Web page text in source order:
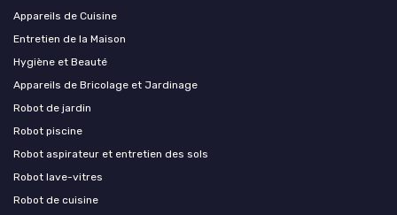
Appareils de Cuisine
Entretien de la Maison
Hygiène et Beauté
Appareils de Bricolage et Jardinage
Robot de jardin
Robot piscine
Robot aspirateur et entretien des sols
Robot lave-vitres
Robot de cuisine